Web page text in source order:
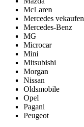
McLaren
Mercedes vekaufen
Mercedes-Benz
MG
Microcar
Mini
Mitsubishi
Morgan
Nissan
Oldsmobile
Opel
Pagani
Peugeot